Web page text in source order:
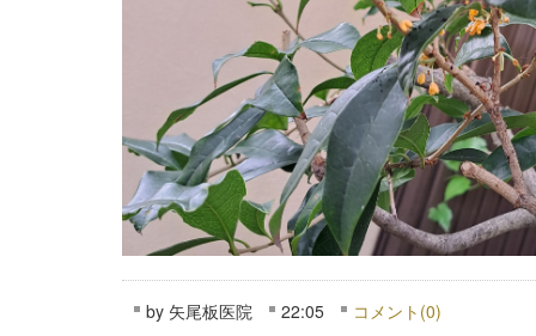
by 矢尾板医院 22:05 コメント(0)